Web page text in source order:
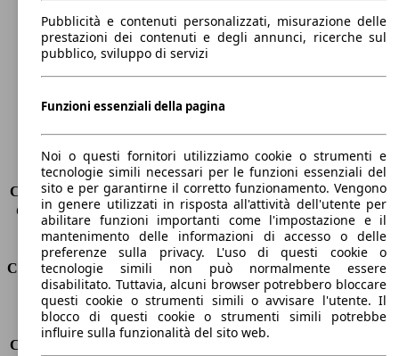
Lunghezza
4160 mm
Altezza
1560 mm
Larghezza
1740 mm
Passo
2540 mm
Carico massimo
-
Porte
5
Sedili
5
Carico sul tetto
-
Capacità di traino (senza freni) -
Capacità di traino (con freni)
1270 kg
Volume del bagagliaio
350 - 1000 l
Consumi
Emissioni di CO2*
104 g/km (komb.)
Consumo (urbano)
4.7 l/100km
Consumo (extra-urbano)
Pubblicità e contenuti personalizzati, misurazione delle
prestazioni dei contenuti e degli annunci, ricerche sul
pubblico, sviluppo di servizi
Funzioni essenziali della pagina
Noi o questi fornitori utilizziamo cookie o strumenti e
tecnologie simili necessari per le funzioni essenziali del
sito e per garantirne il corretto funzionamento. Vengono
in genere utilizzati in risposta all'attività dell'utente per
abilitare funzioni importanti come l'impostazione e il
mantenimento delle informazioni di accesso o delle
preferenze sulla privacy. L'uso di questi cookie o
tecnologie simili non può normalmente essere
disabilitato. Tuttavia, alcuni browser potrebbero bloccare
questi cookie o strumenti simili o avvisare l'utente. Il
blocco di questi cookie o strumenti simili potrebbe
influire sulla funzionalità del sito web.